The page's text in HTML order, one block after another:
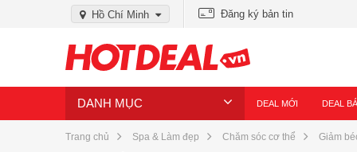
Hồ Chí Minh Đăng ký bản tin
DANH MỤC DEAL MỚI DEAL
Trang chủ Spa & Làm đẹp Chăm sóc cơ thể Giảm